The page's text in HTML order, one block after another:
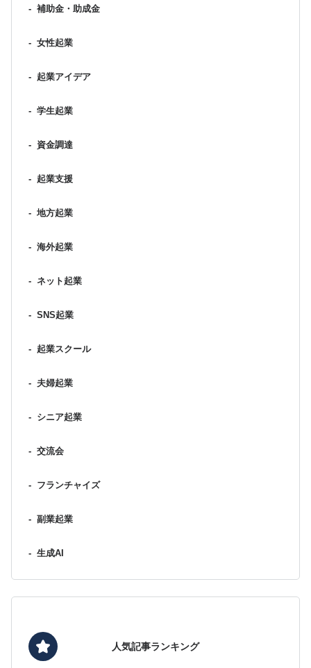
- 補助金・助成金
- 女性起業
- 起業アイデア
- 学生起業
- 資金調達
- 起業支援
- 地方起業
- 海外起業
- ネット起業
- SNS起業
- 起業スクール
- 夫婦起業
- シニア起業
- 交流会
- フランチャイズ
- 副業起業
- 生成AI
人気記事ランキング